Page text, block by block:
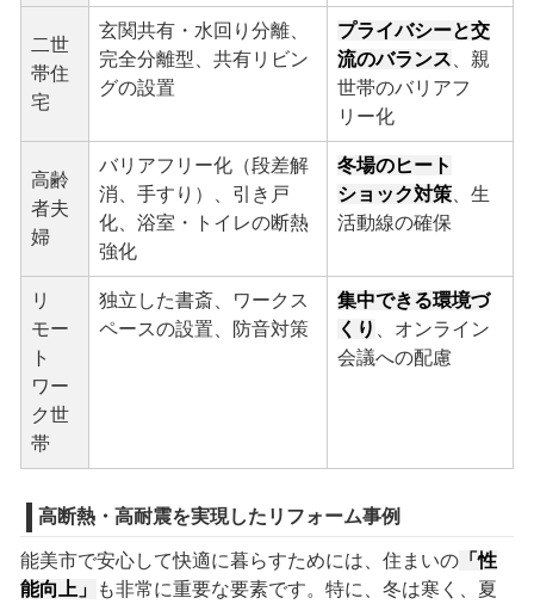
二世
帯住
宅
玄関共有・水回り分離、
完全分離型、共有リビン
グの設置
プライバシーと交
流のバランス、親
世帯のバリアフ
リー化
高齢
者夫
婦
バリアフリー化（段差解
消、手すり）、引き戸
化、浴室・トイレの断熱
強化
冬場のヒート
ショック対策、生
活動線の確保
リ
モー
ト
ワー
ク世
帯
独立した書斎、ワークス
ペースの設置、防音対策
集中できる環境づ
くり 、オンライン
会議への配慮
高断熱・高耐震を実現したリフォーム事例
能美市で安心して快適に暮らすためには、住まいの「性
能向上」
も非常に重要な要素です。特に、冬は寒く、夏